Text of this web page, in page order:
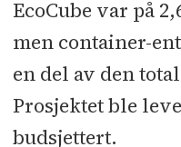
EcoCube var på
men container-
en del av den
Prosjektet ble
budsjettert.